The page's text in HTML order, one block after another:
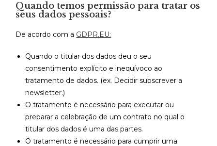
Quando temos permissão para tratar os
seus dados pessoais?
De acordo com a GDPR.EU:
Quando o titular dos dados deu o seu
consentimento explícito e inequívoco ao
tratamento de dados. (ex. Decidir subscrever a
newsletter.)
O tratamento é necessário para executar ou
preparar a celebração de um contrato no qual o
titular dos dados é uma das partes.
O tratamento é necessário para cumprir uma